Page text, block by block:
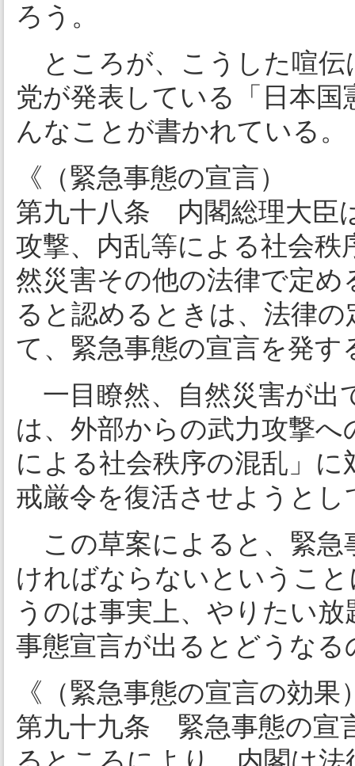
ろう。
ところが、こうした喧伝
党が発表している「日本
んなことが書かれている。
《（緊急事態の宣言）
第九十八条 内閣総理大臣
攻撃、内乱等による社会
然災害その他の法律で定
ると認めるときは、法律
て、緊急事態の宣言を発
一目瞭然、自然災害が出
は、外部からの武力攻撃
による社会秩序の混乱」
戒厳令を復活させようと
この草案によると、緊急
ければならないというこ
うのは事実上、やりたい
事態宣言が出るとどうなる
《（緊急事態の宣言の効果
第九十九条 緊急事態の宣